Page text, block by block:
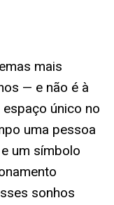
mais
— e não é à
único no
uma pessoa
um símbolo
sonhos